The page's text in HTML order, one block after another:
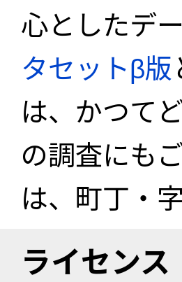
心としたデ
タセットβ版
は、かつて
の調査にも
は、町丁・
ライセンス